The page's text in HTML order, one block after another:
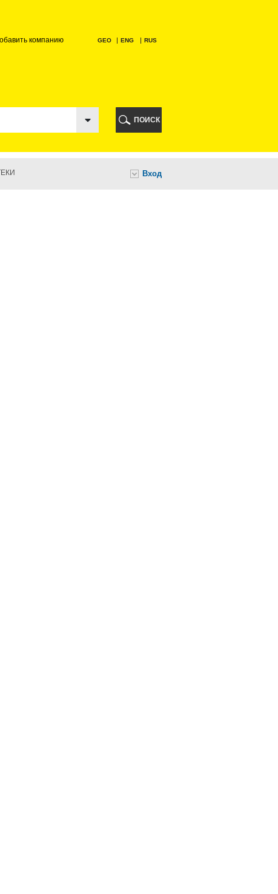
компанию GEO ENG RUS
ПОИСК
Вход